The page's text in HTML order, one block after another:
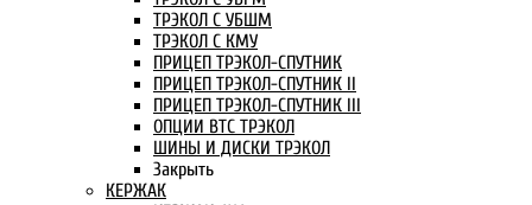
ТРЭКОЛ С УБШМ
ТРЭКОЛ С КМУ
ПРИЦЕП ТРЭКОЛ-СПУТНИК
ПРИЦЕП ТРЭКОЛ-СПУТНИК II
ПРИЦЕП ТРЭКОЛ-СПУТНИК III
ОПЦИИ ВТС ТРЭКОЛ
ШИНЫ И ДИСКИ ТРЭКОЛ
Закрыть
КЕРЖАК